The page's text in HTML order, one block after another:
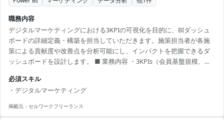
職務内容
デジタルマーケティングにおける3KPIの可視化を目的に、BIダッシュ
ボードの詳細定義・構築を担当していただきます。施策担当者が各施
策による貢献度や改善点を分析可能にし、インパクトを把握できるダ
ッシュボードを設計します。 ■ 業務内容 ・3KPIs（会員基盤規模、ア
に基づく可視化視点の整理 ・指標・切り口の定義 ・ダッシュボードの
設計と構築 【アピールポイント】 ・Power BIを駆使した高度なデータ
可視化を習得 ・デジタルマーケティングの最前線で働くチャンス ・リ
必須スキル
・デジタルマーケティング
掲載元： セルワークフリーランス